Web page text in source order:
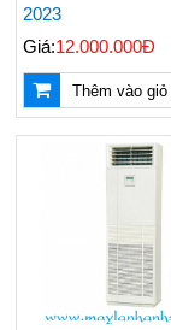
2023
Giá:12.000.000Đ
Thêm vào giỏ